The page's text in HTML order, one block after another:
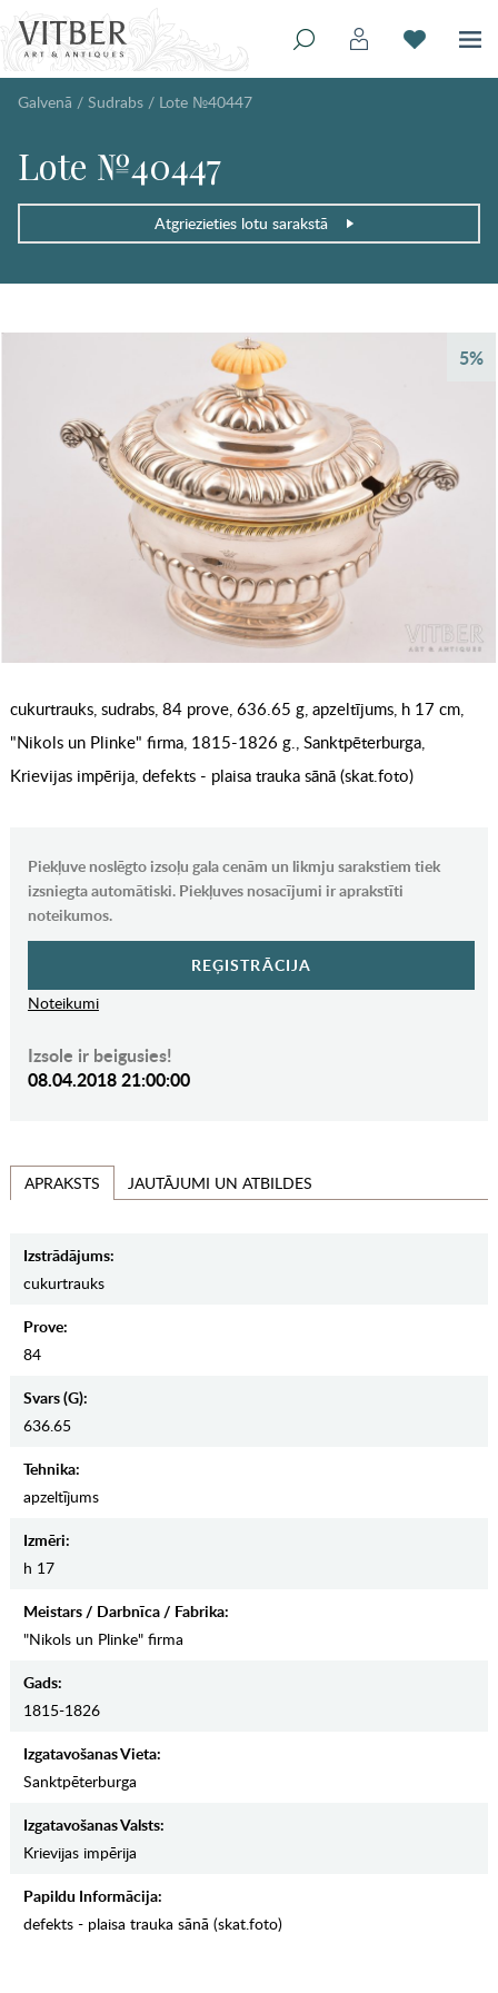
Galvenā / Sudrabs / Lote №40447
Lote №40447
Atgriezieties lotu sarakstā
5%
cukurtrauks, sudrabs, 84 prove, 636.65 g, apzeltījums, h 17 cm,
"Nikols un Plinke" firma, 1815-1826 g., Sanktpēterburga,
Krievijas impērija, defekts - plaisa trauka sānā (skat.foto)
Piekļuve noslēgto izsoļu gala cenām un likmju sarakstiem tiek
izsniegta automātiski. Piekļuves nosacījumi ir aprakstīti
noteikumos.
REĢISTRĀCIJA
Noteikumi
Izsole ir beigusies!
08.04.2018 21:00:00
APRAKSTS JAUTĀJUMI UN ATBILDES
Izstrādājums:
cukurtrauks
Prove:
84
Svars (g):
636.65
Tehnika:
apzeltījums
Izmēri:
h 17
Meistars / Darbnīca / Fabrika:
"Nikols un Plinke" firma
Gads:
1815-1826
Izgatavošanas Vieta:
Sanktpēterburga
Izgatavošanas Valsts:
Krievijas impērija
Papildu Informācija:
defekts - plaisa trauka sānā (skat.foto)